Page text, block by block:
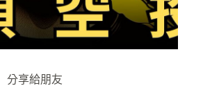
分享給朋友